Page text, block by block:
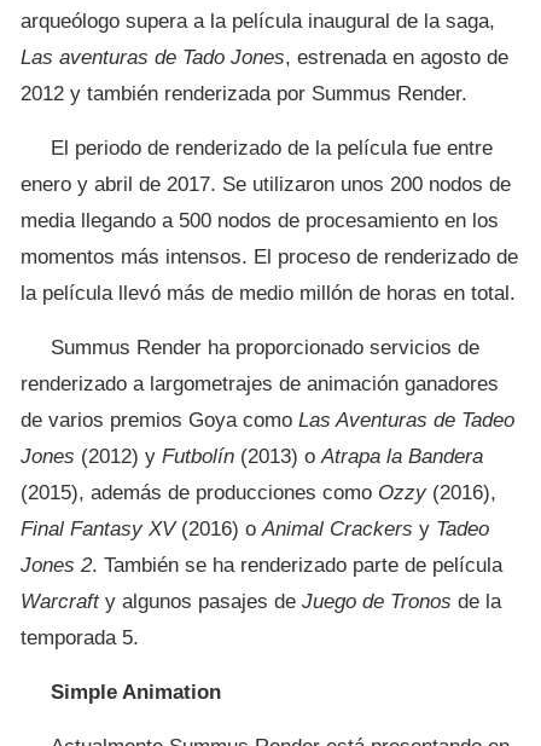
arqueólogo supera a la película inaugural de la saga,
Las aventuras de Tado Jones, estrenada en agosto de
2012 y también renderizada por Summus Render.
El periodo de renderizado de la película fue entre
enero y abril de 2017. Se utilizaron unos 200 nodos de
media llegando a 500 nodos de procesamiento en los
momentos más intensos. El proceso de renderizado de
la película llevó más de medio millón de horas en total.
Summus Render ha proporcionado servicios de
renderizado a largometrajes de animación ganadores
de varios premios Goya como Las Aventuras de Tadeo
Jones (2012) y Futbolín (2013) oAtrapa la Bandera
(2015), además de producciones como Ozzy (2016),
Final Fantasy XV(2016) oAnimal Crackers y Tadeo
Jones 2. También se ha renderizado parte de película
Warcrafty algunos pasajes de Juego de Tronos de la
temporada 5.
Simple Animation